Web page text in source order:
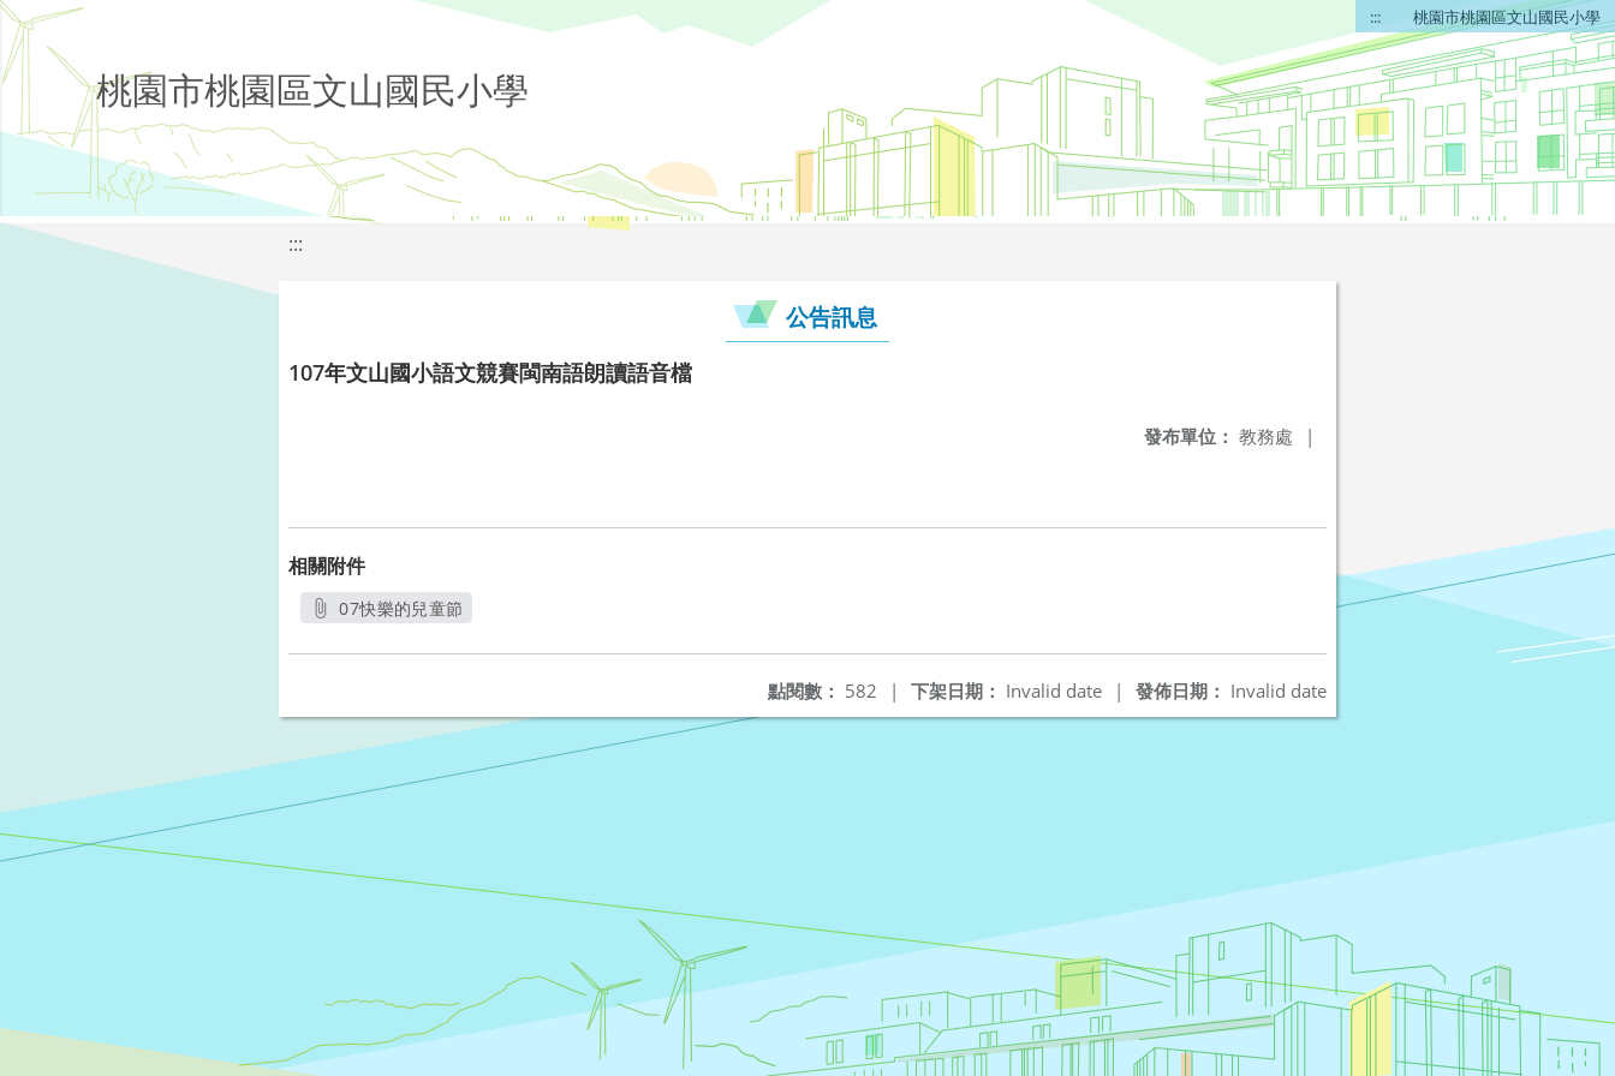
::: 桃園市桃園區文山國民小學
桃園市桃園區文山國民小學
:::
公告訊息
107年文山國小語文競賽閩南語朗讀語音檔
發布單位： 教務處 |
相關附件
07快樂的兒童節
發佈日期： Invalid date
下架日期： Invalid date |
點閱數： 582 |